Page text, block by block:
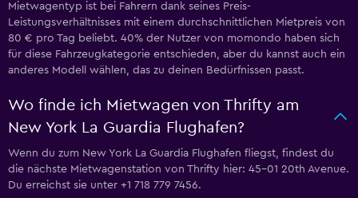
Mietwagentyp ist bei Fahrern dank seines Preis-
Leistungsverhältnisses mit einem durchschnittlichen Mietpreis von
80 € pro Tag beliebt. 40% der Nutzer von momondo haben sich
für diese Fahrzeugkategorie entschieden, aber du kannst auch ein
anderes Modell wählen, das zu deinen Bedürfnissen passt.
Wo finde ich Mietwagen von Thrifty am
New York La Guardia Flughafen?
Wenn du zum New York La Guardia Flughafen fliegst, findest du
die nächste Mietwagenstation von Thrifty hier: 45-01 20th Avenue.
Du erreichst sie unter +1 718 779 7456.